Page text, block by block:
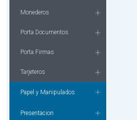
Monederos
Porta Documentos
Porta Firmas
Tarjeteros
Papel y Manipulados
Presentacion